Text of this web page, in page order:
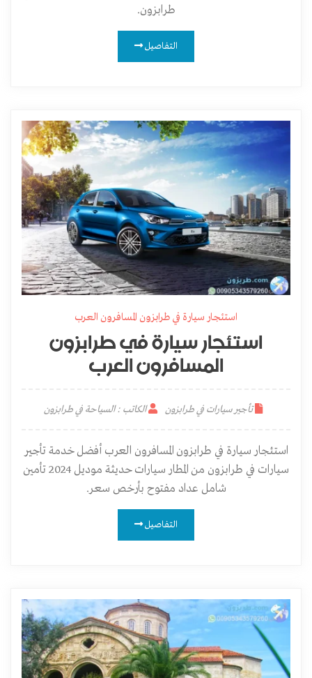
طرابزون.
التفاصيل
استئجار سيارة في طرابزون المسافرون العرب
استئجار سيارة في طرابزون
المسافرون العرب
تأجير سيارات في طرابزون الكاتب : السياحة في طرابزون
استئجار سيارة في طرابزون المسافرون العرب أفضل خدمة تأجير
سيارات في طرابزون من المطار سيارات حديثة موديل 2024 تأمين
شامل عداد مفتوح بأرخص سعر.
التفاصيل